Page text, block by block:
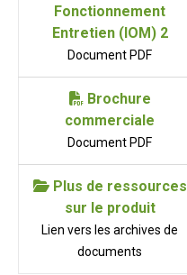
Fonctionnement
Entretien (IOM) 2
Document PDF
Brochure
commerciale
Document PDF
Plus de ressources
sur le produit
Lien vers les archives de
documents